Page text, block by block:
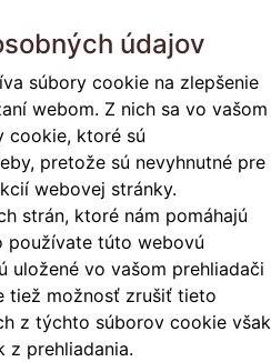
údajov
súbory cookie na zlepšenie
webom. Z nich sa vo vašom
cookie, ktoré sú
pretože sú nevyhnutné pre
webovej stránky.
strán, ktoré nám pomáhajú
používate túto webovú
uložené vo vašom prehliadači
tiež možnosť zrušiť tieto
z týchto súborov cookie však
z prehliadania.